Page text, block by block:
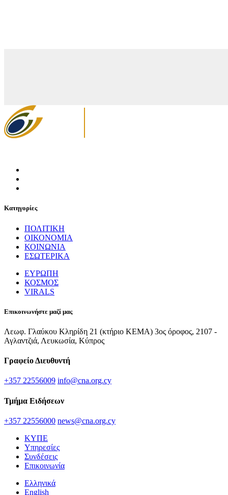
Κατηγορίες
ΠΟΛΙΤΙΚΗ
ΟΙΚΟΝΟΜΙΑ
ΚΟΙΝΩΝΙΑ
ΕΣΩΤΕΡΙΚΑ
ΕΥΡΩΠΗ
ΚΟΣΜΟΣ
VIRALS
Επικοινωνήστε μαζί μας
Λεωφ. Γλαύκου Κληρίδη 21 (κτήριο ΚΕΜΑ) 3ος όροφος, 2107 -
Αγλαντζιά, Λευκωσία, Κύπρος
Γραφείο Διευθυντή
+357 22556009 info@cna.org.cy
Τμήμα Ειδήσεων
+357 22556000 news@cna.org.cy
ΚΥΠΕ
Υπηρεσίες
Συνδέσεις
Επικοινωνία
Ελληνικά
English